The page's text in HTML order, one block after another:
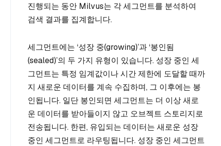
진행되는 동안 Milvus는 각 세그먼트를 분석하여
검색 결과를 집계합니다.
세그먼트에는 ‘성장 중(growing)’과 ‘봉인됨
(sealed)’의 두 가지 유형이 있습니다. 성장 중인 세
그먼트는 특정 임계값이나 시간 제한에 도달할 때까
지 새로운 데이터를 계속 수집하며, 그 이후에는 봉
인됩니다. 일단 봉인되면 세그먼트는 더 이상 새로
운 데이터를 받아들이지 않고 오브젝트 스토리지로
전송됩니다. 한편, 유입되는 데이터는 새로운 성장
중인 세그먼트로 라우팅됩니다. 성장 중인 세그먼트